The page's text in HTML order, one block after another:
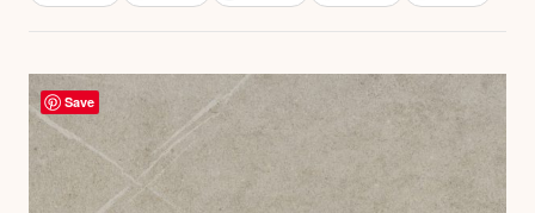
Save